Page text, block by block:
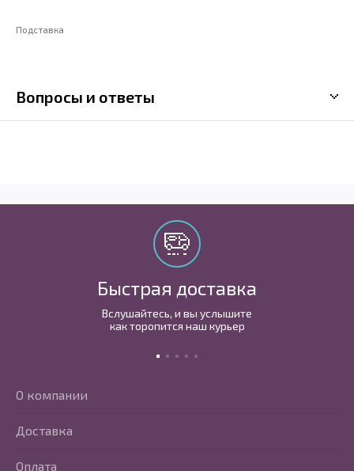
Подставка
Вопросы и ответы
Быстрая доставка
Вслушайтесь, и вы услышите
как торопится наш курьер
О компании
Доставка
Оплата